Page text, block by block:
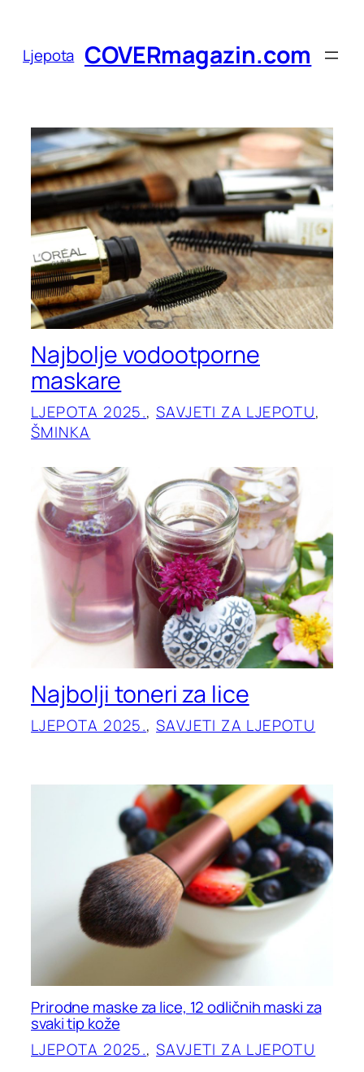
sadržaja
Ljepota COVERmagazin.com
Najbolje vodootporne
maskare
LJEPOTA 2025., SAVJETI ZA LJEPOTU
ŠMINKA
Najbolji toneri za lice
LJEPOTA 2025., SAVJETI ZA LJEPOTU
Prirodne maske za lice, 12 odličnih maski za
svaki tip kože
LJEPOTA 2025., SAVJETI ZA LJEPOTU